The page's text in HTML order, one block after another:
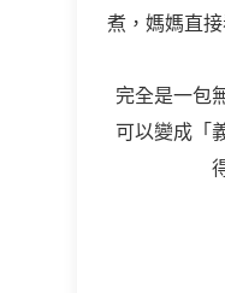
煮，媽媽直
完全是一包
可以變成「